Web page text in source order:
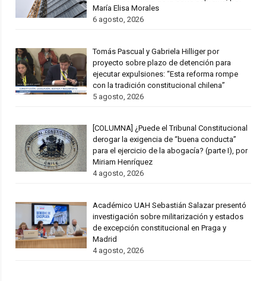
María Elisa Morales
6 agosto, 2026
Tomás Pascual y Gabriela Hilliger por
proyecto sobre plazo de detención para
ejecutar expulsiones: “Esta reforma rompe
con la tradición constitucional chilena”
5 agosto, 2026
[COLUMNA] ¿Puede el Tribunal Constitucional
derogar la exigencia de “buena conducta”
para el ejercicio de la abogacía? (parte I), por
Miriam Henríquez
4 agosto, 2026
Académico UAH Sebastián Salazar presentó
investigación sobre militarización y estados
de excepción constitucional en Praga y
Madrid
4 agosto, 2026